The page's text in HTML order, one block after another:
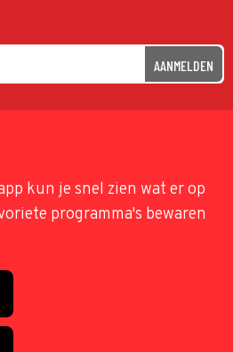
AANMELDEN
kun je snel zien wat er op
programma's bewaren